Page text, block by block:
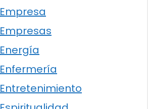
Empresa
Empresas
Energía
Enfermería
Entretenimiento